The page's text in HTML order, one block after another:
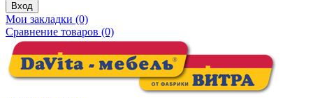
Вход
Мои закладки (0)
Сравнение товаров (0)